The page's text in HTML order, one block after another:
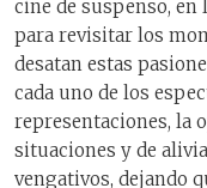
cine de suspenso, en
para revisitar los
desatan estas
cada uno de los
representaciones, la
situaciones y de
vengativos, dejando